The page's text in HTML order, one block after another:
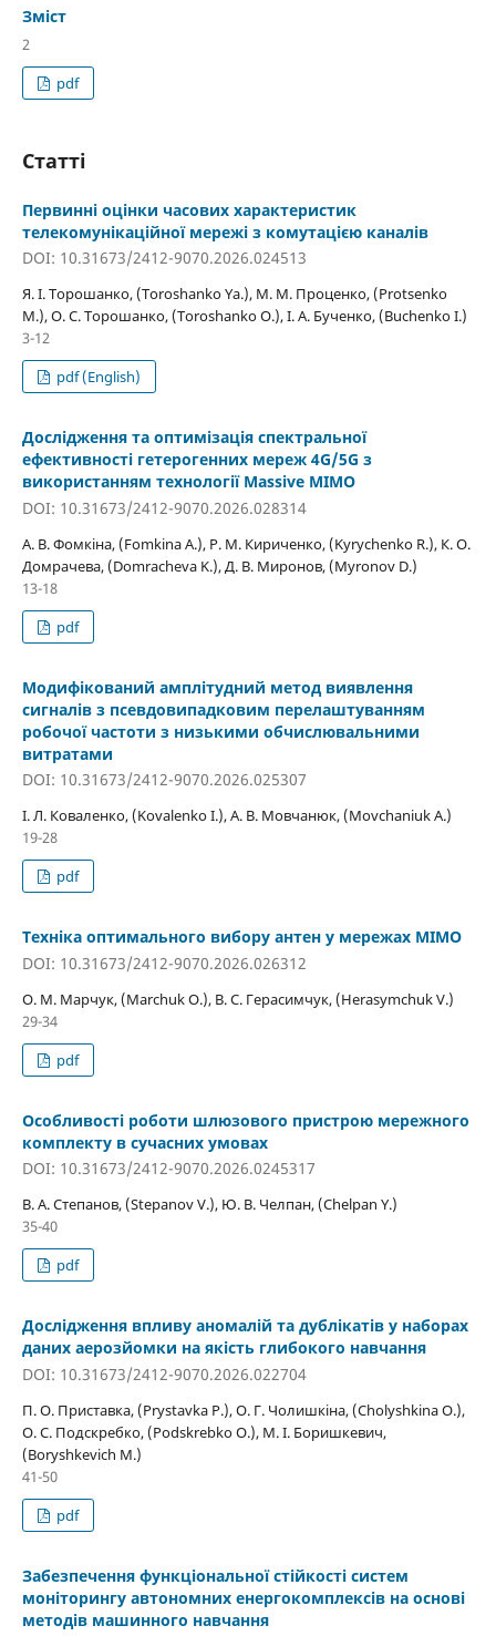
Зміст
2
pdf
Статті
Первинні оцінки часових характеристик
телекомунікаційної мережі з комутацією каналів
DOI: 10.31673/2412-9070.2026.024513
Я. І. Торошанко, (Toroshanko Ya.), М. М. Проценко, (Protsenko
M.), О. С. Торошанко, (Toroshanko O.), І. А. Бученко, (Buchenko I.)
3-12
pdf (English)
Дослідження та оптимізація спектральної
ефективності гетерогенних мереж 4G/5G з
використанням технології Massive MIMO
DOI: 10.31673/2412-9070.2026.028314
А. В. Фомкіна, (Fomkina A.), Р. М. Кириченко, (Kyrychenko R.), К. О.
Домрачева, (Domracheva K.), Д. В. Миронов, (Myronov D.)
13-18
pdf
Модифікований амплітудний метод виявлення
сигналів з псевдовипадковим перелаштуванням
робочої частоти з низькими обчислювальними
витратами
DOI: 10.31673/2412-9070.2026.025307
І. Л. Коваленко, (Kovalenko I.), А. В. Мовчанюк, (Movchaniuk A.)
19-28
pdf
Техніка оптимального вибору антен у мережах MIMO
DOI: 10.31673/2412-9070.2026.026312
О. М. Марчук, (Marchuk O.), В. С. Герасимчук, (Herasymchuk V.)
29-34
pdf
Особливості роботи шлюзового пристрою мережного
комплекту в сучасних умовах
DOI: 10.31673/2412-9070.2026.0245317
В. А. Степанов, (Stepanov V.), Ю. В. Челпан, (Chelpan Y.)
35-40
pdf
Дослідження впливу аномалій та дублікатів у наборах
даних аерозйомки на якість глибокого навчання
DOI: 10.31673/2412-9070.2026.022704
П. О. Приставка, (Prystavka P.), О. Г. Чолишкіна, (Cholyshkina O.),
О. С. Подскребко, (Podskrebko O.), М. І. Боришкевич,
(Boryshkevich M.)
41-50
pdf
Забезпечення функціональної стійкості систем
моніторингу автономних енергокомплексів на основі
методів машинного навчання